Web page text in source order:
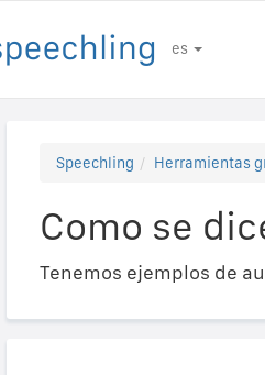
es
Speechling Herramientas
Como se
Tenemos ejemplos de